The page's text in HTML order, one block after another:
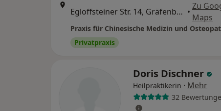
Egloffsteiner Str. 14, Gräfenberg •
Zu
Maps
Privatpraxis
Doris Dischner
Heilpraktikerin · Mehr
32